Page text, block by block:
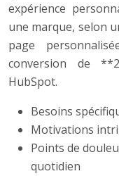
expérience
une marque, selon
page
conversion de
HubSpot.
Besoins
Motivations
Points de
quotidien